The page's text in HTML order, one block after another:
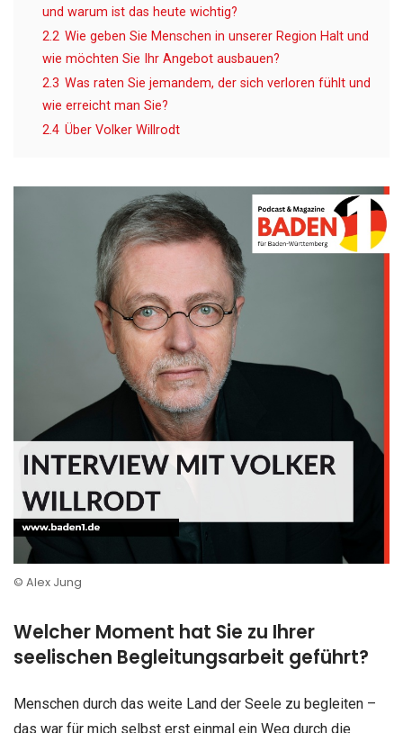
und warum ist das heute wichtig?
2.2 Wie geben Sie Menschen in unserer Region Halt und
wie möchten Sie Ihr Angebot ausbauen?
2.3 Was raten Sie jemandem, der sich verloren fühlt und
wie erreicht man Sie?
2.4 Über Volker Willrodt
© Alex Jung
Welcher Moment hat Sie zu Ihrer
seelischen Begleitungsarbeit geführt?
Menschen durch das weite Land der Seele zu begleiten –
das war für mich selbst erst einmal ein Weg durch die